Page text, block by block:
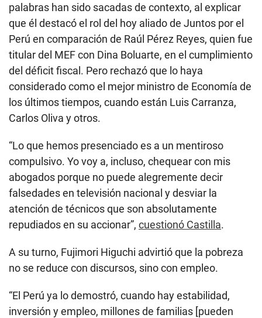
palabras han sido sacadas de contexto, al explicar
que él destacó el rol del hoy aliado de Juntos por el
Perú en comparación de Raúl Pérez Reyes, quien fue
titular del MEF con Dina Boluarte, en el cumplimiento
del déficit fiscal. Pero rechazó que lo haya
considerado como el mejor ministro de Economía de
los últimos tiempos, cuando están Luis Carranza,
Carlos Oliva y otros.
“Lo que hemos presenciado es a un mentiroso
compulsivo. Yo voy a, incluso, chequear con mis
abogados porque no puede alegremente decir
falsedades en televisión nacional y desviar la
atención de técnicos que son absolutamente
repudiados en su accionar”, cuestionó Castilla.
A su turno, Fujimori Higuchi advirtió que la pobreza
no se reduce con discursos, sino con empleo.
“El Perú ya lo demostró, cuando hay estabilidad,
inversión y empleo, millones de familias [pueden